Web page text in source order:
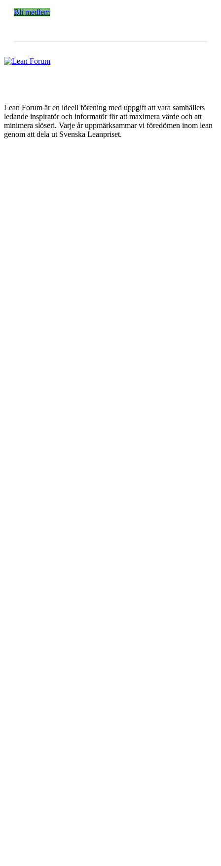
Bli medlem
Lean Forum är en ideell förening med uppgift att vara samhällets
ledande inspiratör och informatör för att maximera värde och att
minimera slöseri. Varje år uppmärksammar vi föredömen inom lean
genom att dela ut Svenska Leanpriset.